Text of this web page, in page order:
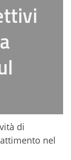
di
nel